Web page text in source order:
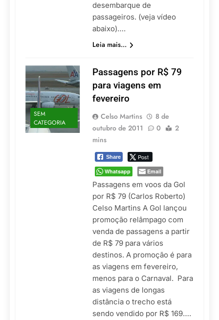
desembarque de
passageiros. (veja vídeo
abaixo)….
Leia mais...
SEM
CATEGORIA
Passagens por R$ 79
para viagens em
fevereiro
Celso Martins
8 de
outubro de 2011
0
2
mins
Share Post
Whatsapp Email
Passagens em voos da Gol
por R$ 79 (Carlos Roberto)
Celso Martins A Gol lançou
promoção relâmpago com
venda de passagens a partir
de R$ 79 para vários
destinos. A promoção é para
as viagens em fevereiro,
menos para o Carnaval. Para
as viagens de longas
distância o trecho está
sendo vendido por R$ 169….